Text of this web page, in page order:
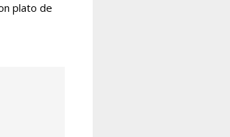
plato de